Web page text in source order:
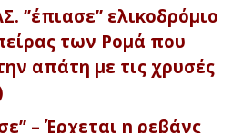
‘’έπιασε’’ ελικοδρόμιο
των Ρομά που
απάτη με τις χρυσές
– Έρχεται η ρεβάνς